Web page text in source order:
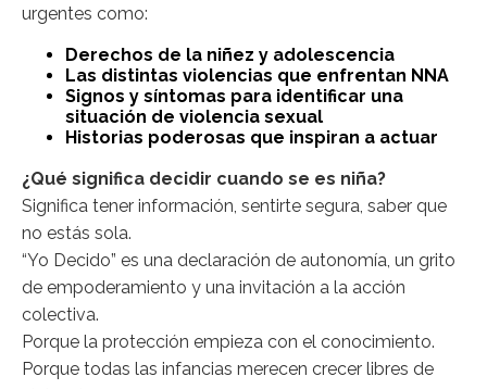
urgentes como:
Derechos de la niñez y adolescencia
Las distintas violencias que enfrentan NNA
Signos y síntomas para identificar una
situación de violencia sexual
Historias poderosas que inspiran a actuar
¿Qué significa decidir cuando se es niña?
Significa tener información, sentirte segura, saber que
no estás sola.
“Yo Decido” es una declaración de autonomía, un grito
de empoderamiento y una invitación a la acción
colectiva.
Porque la protección empieza con el conocimiento.
Porque todas las infancias merecen crecer libres de